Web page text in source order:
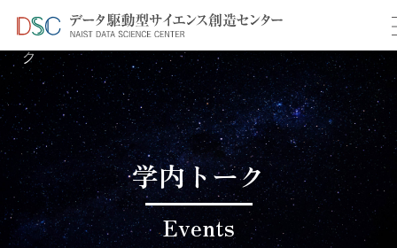
TOP ＞ イベント情報
＞ 3月学内共同研究促進トー
ク
学内トーク
Events